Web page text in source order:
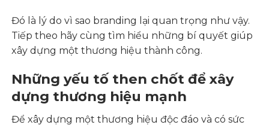
Đó là lý do vì sao branding lại quan trọng như vậy.
Tiếp theo hãy cùng tìm hiểu những bí quyết giúp
xây dựng một thương hiệu thành công.
Những yếu tố then chốt để xây
dựng thương hiệu mạnh
Để xây dựng một thương hiệu độc đáo và có sức